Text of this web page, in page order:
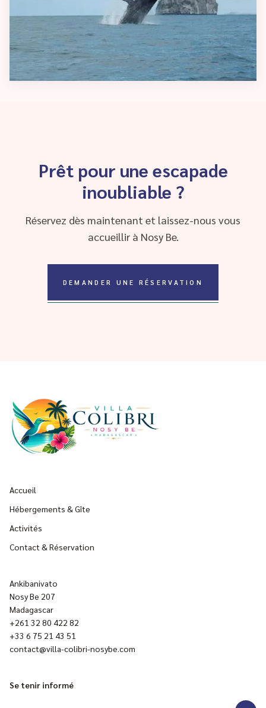
Prêt pour une escapade
inoubliable ?
Réservez dès maintenant et laissez-nous vous
accueillir à Nosy Be.
DEMANDER UNE RÉSERVATION
Accueil
Hébergements & Gîte
Activités
Contact & Réservation
Ankibanivato
Nosy Be 207
Madagascar
+261 32 80 422 82
+33 6 75 21 43 51
contact@villa-colibri-nosybe.com
Se tenir informé